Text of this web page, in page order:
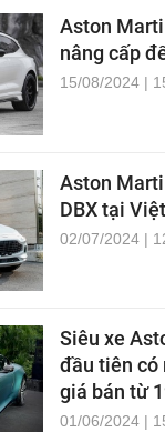
Aston
nâng cấp
15/08/2024 |
Aston
DBX tại
02/07/2024 |
Siêu xe
đầu tiên có
giá bán từ
01/06/2024 |